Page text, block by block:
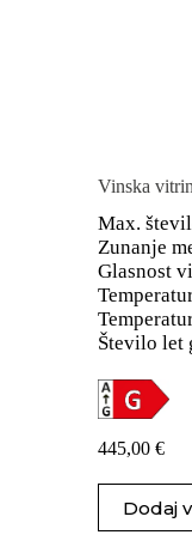
Vinska
Max.
Zunanje
Glasnost
Število let
445,00 €
Dodaj